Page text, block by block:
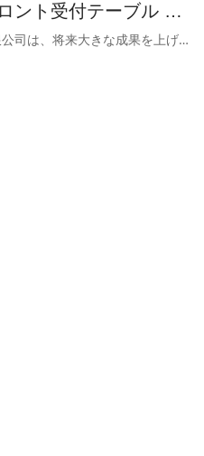
ント受付テーブル A
広州旭昇家具有限公司は、将来大きな成果を上げることができると確信しています。当社は業界のすべてのエリートと才能を結集し、彼らの知恵と経験に頼って、既存の製品をアップグレードし、新製品を開発します。これは会社の発展に大きく貢献するでしょう。